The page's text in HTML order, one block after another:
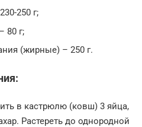
250 г;
80 г;
(жирные) – 250 г.
в кастрюлю (ковш) 3 яйца,
Растереть до однородной